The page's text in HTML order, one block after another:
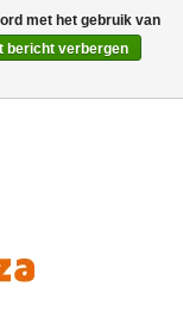
met het gebruik van
bericht verbergen